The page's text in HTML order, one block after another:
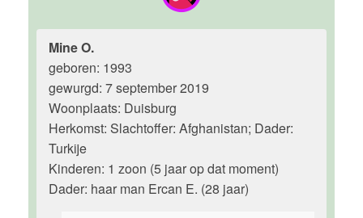
Mine O.
geboren: 1993
gewurgd: 7 september 2019
Woonplaats: Duisburg
Herkomst: Slachtoffer: Afghanistan; Dader:
Turkije
Kinderen: 1 zoon (5 jaar op dat moment)
Dader: haar man Ercan E. (28 jaar)